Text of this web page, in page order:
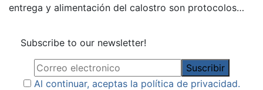
entrega y alimentación del calostro son protocolos…
Subscribe to our newsletter!
Al continuar, aceptas la política de privacidad.